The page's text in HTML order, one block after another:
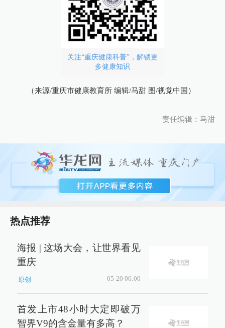
关注“重庆健康科普”，解锁更
多健康知识
（来源/重庆市健康教育所 编辑/马甜 图/视觉中国）
责任编辑：马甜
热点推荐
海报 | 这场大会，让世界看见
重庆
原创 05-20 06:00
首发上市48小时大定即破万
智界V9的含金量有多高？